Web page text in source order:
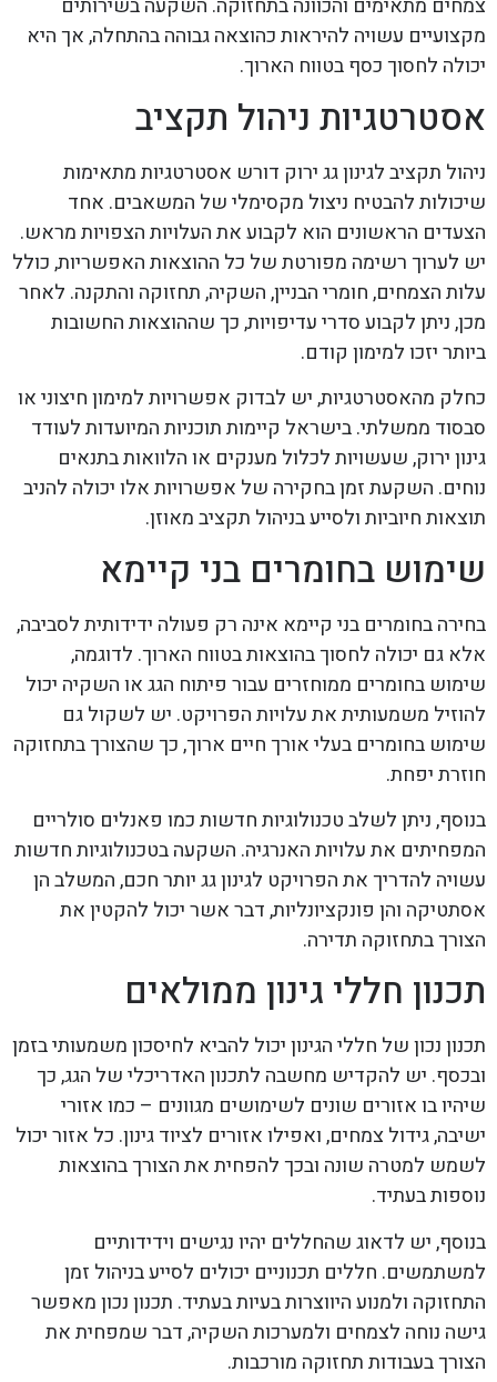
צמחים מתאימים והכוונה בתחזוקה. השקעה בשירותים
מקצועיים עשויה להיראות כהוצאה גבוהה בהתחלה, אך היא
יכולה לחסוך כסף בטווח הארוך.
אסטרטגיות ניהול תקציב
ניהול תקציב לגינון גג ירוק דורש אסטרטגיות מתאימות
שיכולות להבטיח ניצול מקסימלי של המשאבים. אחד
הצעדים הראשונים הוא לקבוע את העלויות הצפויות מראש.
יש לערוך רשימה מפורטת של כל ההוצאות האפשריות, כולל
עלות הצמחים, חומרי הבניין, השקיה, תחזוקה והתקנה. לאחר
מכן, ניתן לקבוע סדרי עדיפויות, כך שההוצאות החשובות
ביותר יזכו למימון קודם.
כחלק מהאסטרטגיות, יש לבדוק אפשרויות למימון חיצוני או
סבסוד ממשלתי. בישראל קיימות תוכניות המיועדות לעודד
גינון ירוק, שעשויות לכלול מענקים או הלוואות בתנאים
נוחים. השקעת זמן בחקירה של אפשרויות אלו יכולה להניב
תוצאות חיוביות ולסייע בניהול תקציב מאוזן.
שימוש בחומרים בני קיימא
בחירה בחומרים בני קיימא אינה רק פעולה ידידותית לסביבה,
אלא גם יכולה לחסוך בהוצאות בטווח הארוך. לדוגמה,
שימוש בחומרים ממוחזרים עבור פיתוח הגג או השקיה יכול
להוזיל משמעותית את עלויות הפרויקט. יש לשקול גם
שימוש בחומרים בעלי אורך חיים ארוך, כך שהצורך בתחזוקה
חוזרת יפחת.
בנוסף, ניתן לשלב טכנולוגיות חדשות כמו פאנלים סולריים
המפחיתים את עלויות האנרגיה. השקעה בטכנולוגיות חדשות
עשויה להדריך את הפרויקט לגינון גג יותר חכם, המשלב הן
אסתטיקה והן פונקציונליות, דבר אשר יכול להקטין את
הצורך בתחזוקה תדירה.
תכנון חללי גינון ממולאים
תכנון נכון של חללי הגינון יכול להביא לחיסכון משמעותי בזמן
ובכסף. יש להקדיש מחשבה לתכנון האדריכלי של הגג, כך
שיהיו בו אזורים שונים לשימושים מגוונים – כמו אזורי
ישיבה, גידול צמחים, ואפילו אזורים לציוד גינון. כל אזור יכול
לשמש למטרה שונה ובכך להפחית את הצורך בהוצאות
נוספות בעתיד.
בנוסף, יש לדאוג שהחללים יהיו נגישים וידידותיים
למשתמשים. חללים תכנוניים יכולים לסייע בניהול זמן
התחזוקה ולמנוע היווצרות בעיות בעתיד. תכנון נכון מאפשר
גישה נוחה לצמחים ולמערכות השקיה, דבר שמפחית את
הצורך בעבודות תחזוקה מורכבות.